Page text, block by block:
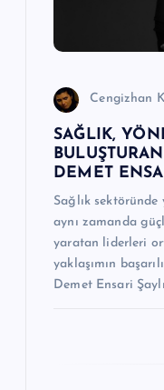
Cengizhan
SAĞLIK,
DEMET
Sağlık sektöründe
aynı zamanda
yaratan liderleri
yaklaşımın
Demet Ensari